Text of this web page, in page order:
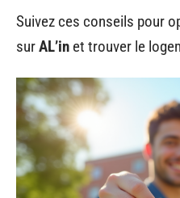
Suivez ces conseils pour
surAL’in et trouver le